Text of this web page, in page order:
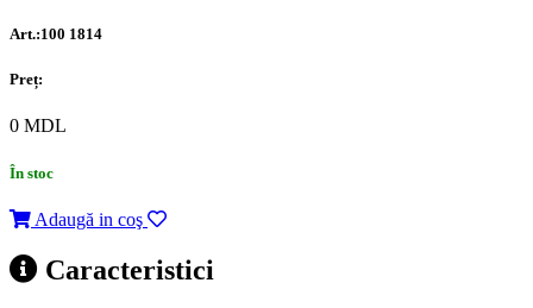
Art.:100 1814
Preț:
0 MDL
În stoc
Adaugă in coş
Caracteristici